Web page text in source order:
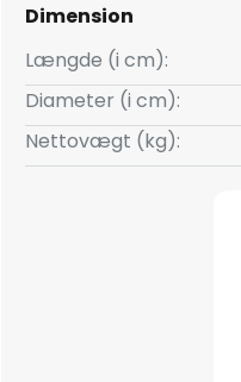
Dimension
Længde (i cm):
Diameter (i cm):
Nettovægt (kg):